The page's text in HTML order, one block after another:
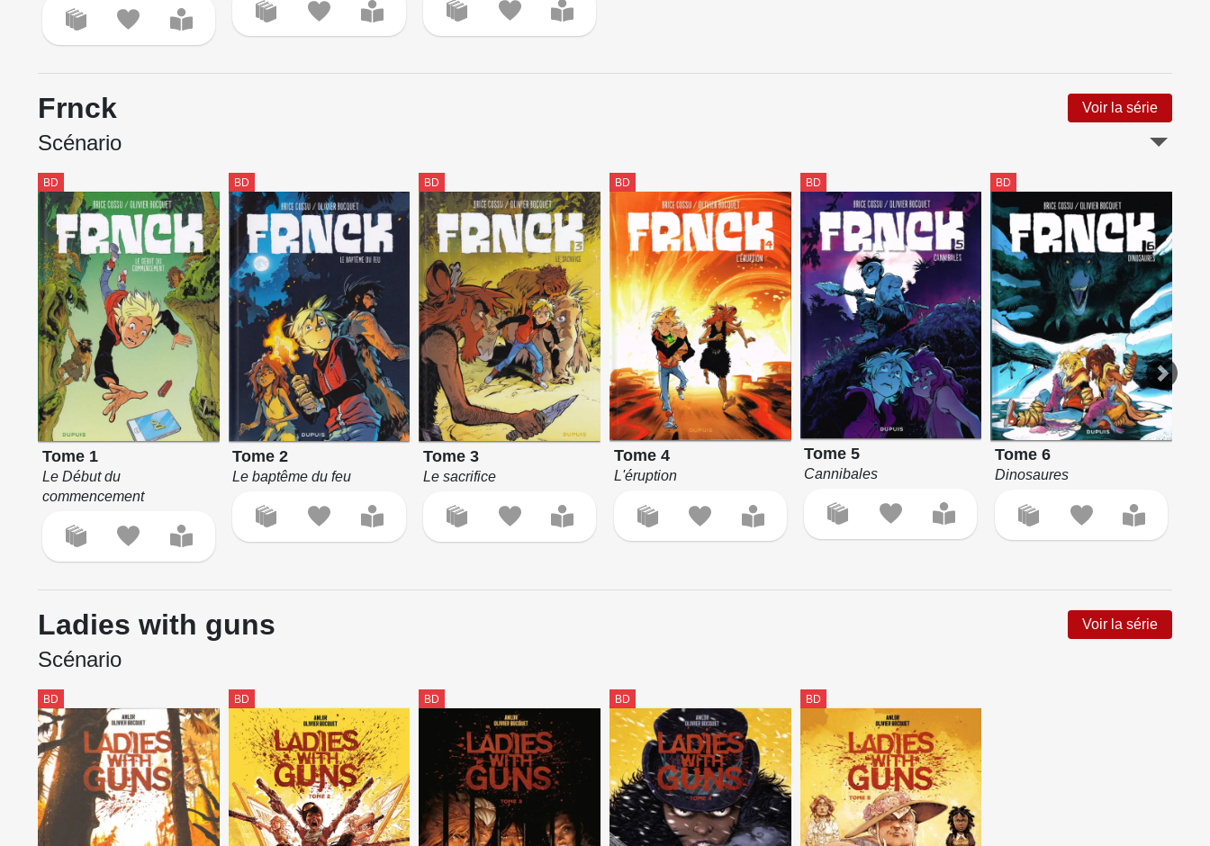
Frnck Voir la série
Scénario
BD
Tome 1
Le Début du
commencement
BD
Tome 2
Le baptême du feu
BD
Tome 3
Le sacrifice
BD
Tome 4
L'éruption
BD
Tome 5
Cannibales
BD
Tome 6
Dinosaures
Ladies with guns Voir la série
Scénario
BD BD BD BD BD